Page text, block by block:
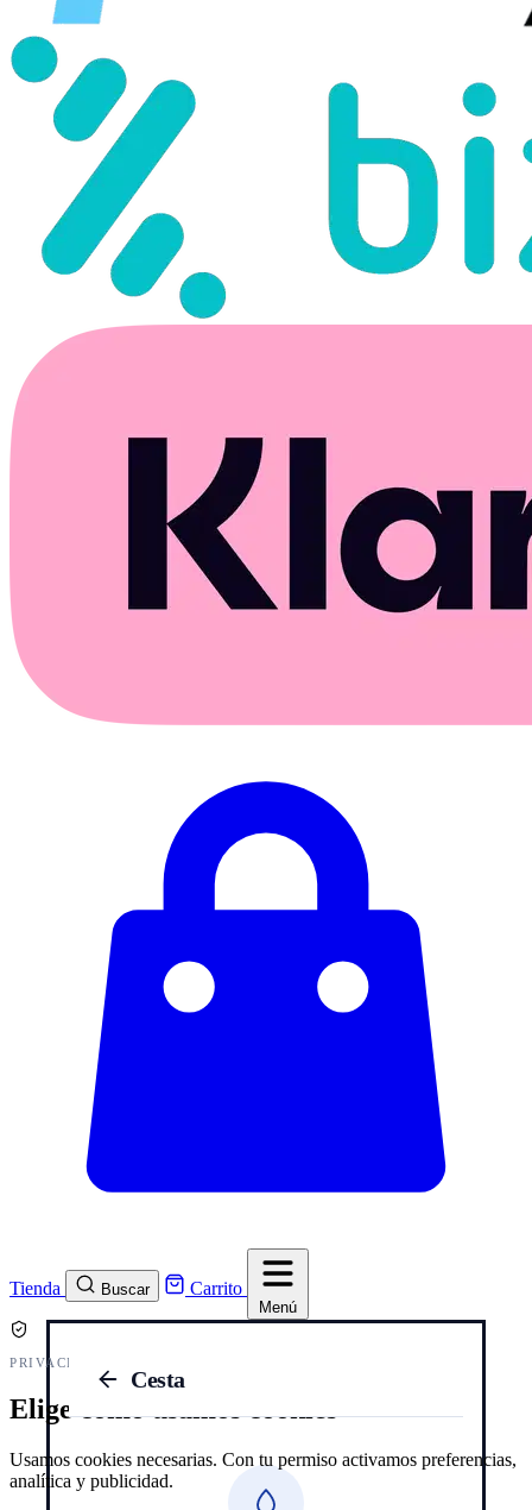
Tienda Buscar Carrito
Menú
Cesta
PRIVACIDAD Y COOKIES
Elige cómo usamos cookies
Usamos cookies necesarias. Con tu permiso activamos preferencias,
analítica y publicidad.